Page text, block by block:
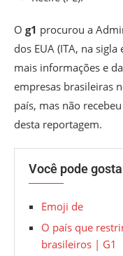
O g1 procurou a
dos EUA (ITA, na
mais informações e
empresas brasileiras
país, mas não
desta reportagem.
Você pode
Emoji de
O país que
brasileiros | G1